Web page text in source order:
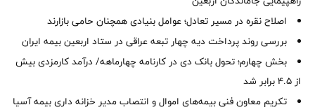
اصلاح نقره در مسیر تعادل؛ عوامل بنیادی همچنان حامی بازارند
بررسی روند پرداخت دیه چهار تبعه عراقی در ستاد اربعین بیمه ایران
بخش چهارم؛ تحول بانک دی در کارنامه چهارماهه/ درآمد کارمزدی بیش
از ۴.۵ برابر شد
تکریم معاون فنی بیمه‌های اموال و انتصاب مدیر خزانه داری بیمه آسیا